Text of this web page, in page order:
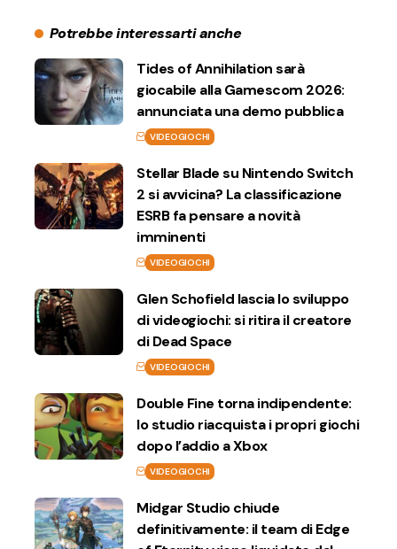
Potrebbe interessarti anche
Tides of Annihilation sarà
giocabile alla Gamescom 2026:
annunciata una demo pubblica
VIDEOGIOCHI
Stellar Blade su Nintendo Switch
2 si avvicina? La classificazione
ESRB fa pensare a novità
imminenti
VIDEOGIOCHI
Glen Schofield lascia lo sviluppo
di videogiochi: si ritira il creatore
di Dead Space
VIDEOGIOCHI
Double Fine torna indipendente:
lo studio riacquista i propri giochi
dopo l’addio a Xbox
VIDEOGIOCHI
Midgar Studio chiude
definitivamente: il team di Edge